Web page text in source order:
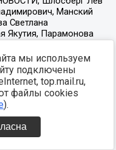
мы используем
подключены
top.mail.ru,
файлы cookies
).